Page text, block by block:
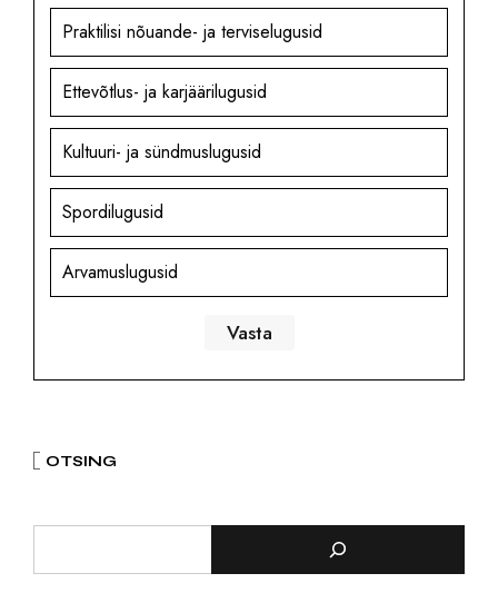
Praktilisi nõuande- ja terviselugusid
Ettevõtlus- ja karjäärilugusid
Kultuuri- ja sündmuslugusid
Spordilugusid
Arvamuslugusid
OTSING